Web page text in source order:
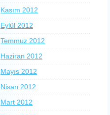
Kasım 2012
Eylül 2012
Temmuz 2012
Haziran 2012
Mayıs 2012
Nisan 2012
Mart 2012